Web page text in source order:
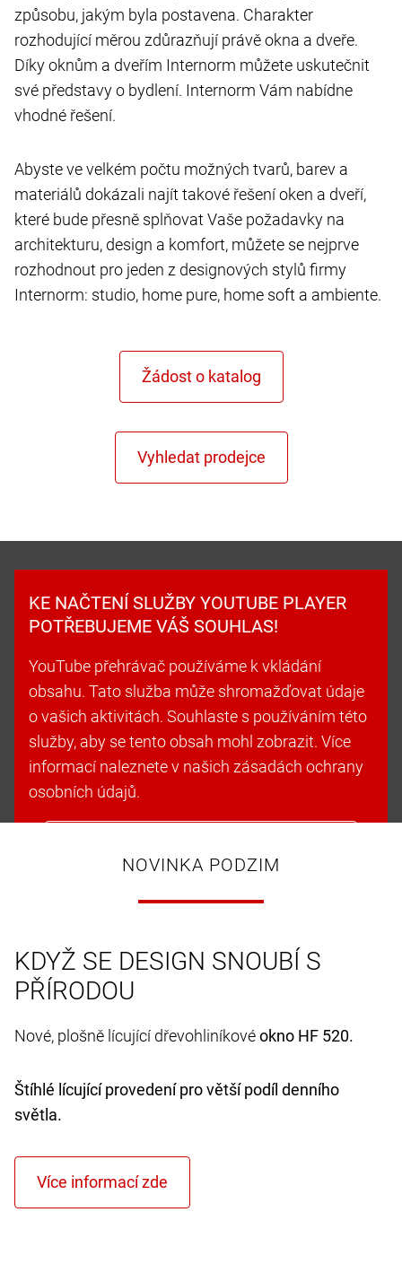
způsobu, jakým byla postavena. Charakter
rozhodující měrou zdůrazňují právě okna a dveře.
Díky oknům a dveřím Internorm můžete uskutečnit
své představy o bydlení. Internorm Vám nabídne
vhodné řešení.
Abyste ve velkém počtu možných tvarů, barev a
materiálů dokázali najít takové řešení oken a dveří,
které bude přesně splňovat Vaše požadavky na
architekturu, design a komfort, můžete se nejprve
rozhodnout pro jeden z designových stylů firmy
Internorm: studio, home pure, home soft a ambiente.
KE NAČTENÍ SLUŽBY YOUTUBE PLAYER
POTŘEBUJEME VÁŠ SOUHLAS!
YouTube přehrávač používáme k vkládání
obsahu. Tato služba může shromažďovat údaje
o vašich aktivitách. Souhlaste s používáním této
služby, aby se tento obsah mohl zobrazit. Více
informací naleznete v našich zásadách ochrany
osobních údajů.
NOVINKA PODZIM
KDYŽ SE DESIGN SNOUBÍ S
PŘÍRODOU
Nové, plošně lícující dřevohliníkovéokno HF 520.
Štíhlé lícující provedení pro větší podíl denního
světla.